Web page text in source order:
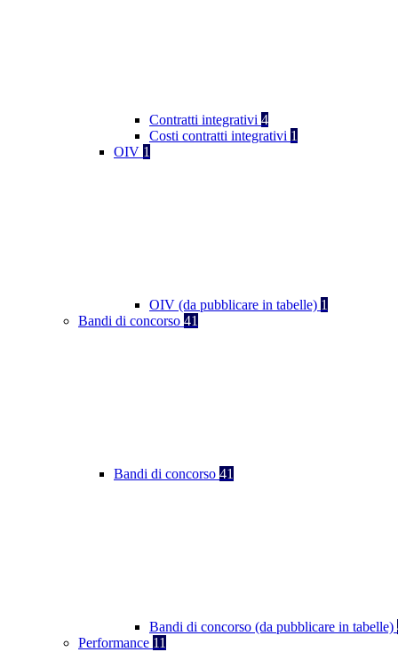
Contratti integrativi 4
Costi contratti integrativi 1
OIV 1
OIV (da pubblicare in tabelle) 1
Bandi di concorso 41
Bandi di concorso 41
Bandi di concorso (da pubblicare in tabelle)
Performance 11